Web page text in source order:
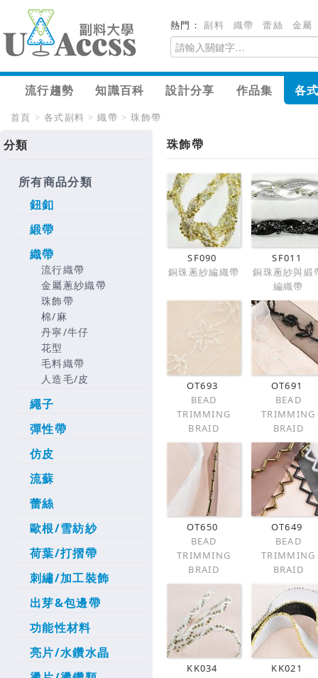
熱門：副料 織帶 蕾絲 金屬
流行趨勢 知識百科 設計分享 作品集 各
首頁 > 各式副料 > 織帶 > 珠飾帶
分類
所有商品分類
鈕釦
緞帶
織帶
流行織帶
金屬蔥紗織帶
珠飾帶
棉/麻
丹寧/牛仔
花型
毛料織帶
人造毛/皮
繩子
彈性帶
仿皮
流蘇
蕾絲
歐根/雪紡紗
荷葉/打摺帶
刺繡/加工裝飾
出芽&包邊帶
功能性材料
亮片/水鑽水晶
珠飾帶
SF090
銅珠蔥紗編織帶
SF011
銅珠蔥紗與緞
編織帶
OT693
BEAD
TRIMMING
BRAID
OT691
BEAD
TRIMMING
BRAID
OT650
BEAD
TRIMMING
BRAID
OT649
BEAD
TRIMMING
BRAID
KK034
KK021